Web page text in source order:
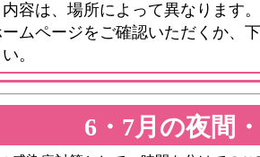
容は、場所によって異なります。
ムページをご確認いただくか、
。
6・7月の夜間